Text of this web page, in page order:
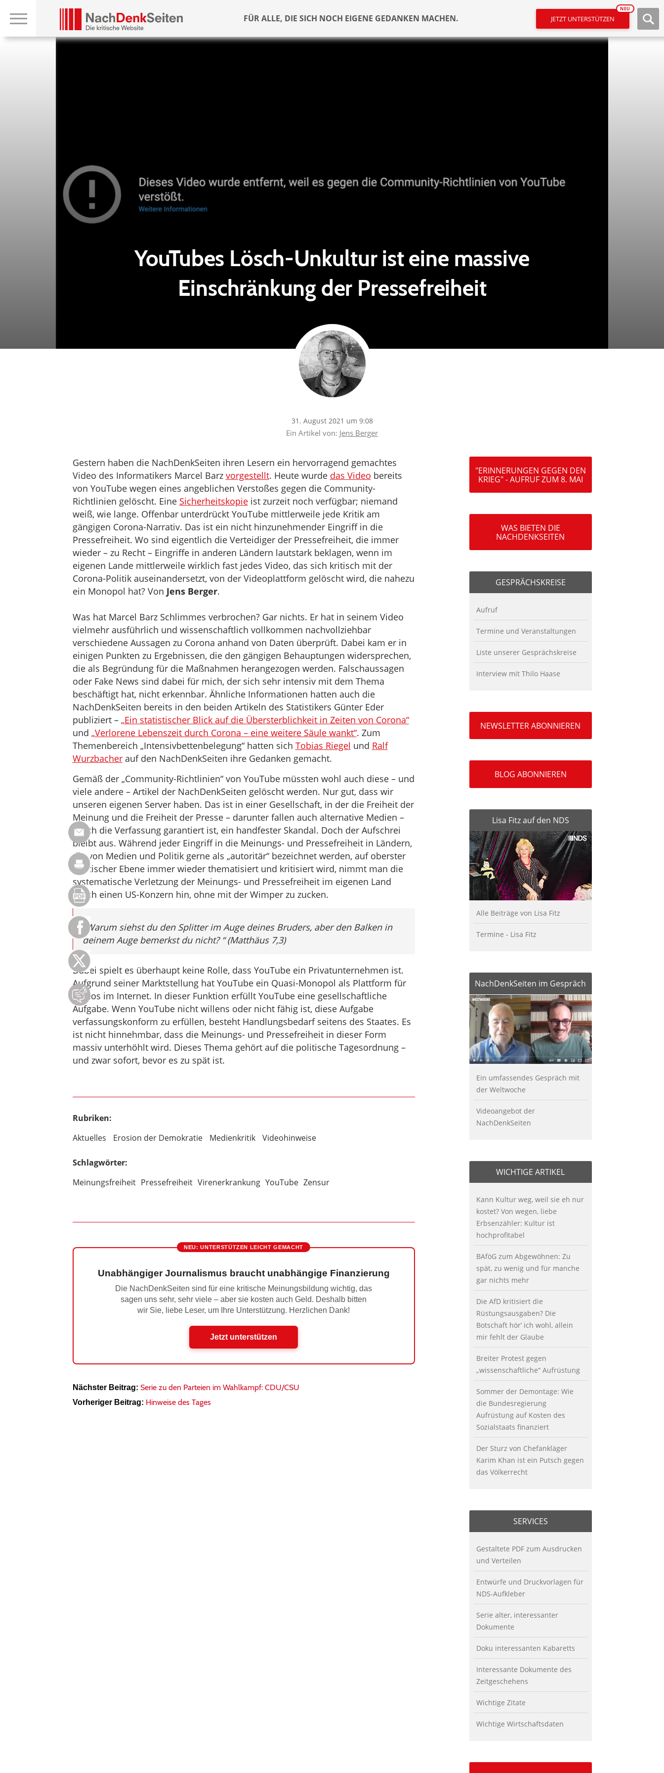
FÜR ALLE, DIE SICH NOCH EIGENE GEDANKEN MACHEN. JETZT UNTERSTÜTZEN
NEU
YouTubes Lösch-Unkultur ist eine massive
Einschränkung der Pressefreiheit
31. August 2021 um 9:08
Ein Artikel von: Jens Berger
Gestern haben die NachDenkSeiten ihren Lesern ein hervorragend gemachtes
Video des Informatikers Marcel Barz vorgestellt. Heute wurde das Video bereits
von YouTube wegen eines angeblichen Verstoßes gegen die Community-
Richtlinien gelöscht. Eine Sicherheitskopieist zurzeit noch verfügbar; niemand
weiß, wie lange. Offenbar unterdrückt YouTube mittlerweile jede Kritik am
gängigen Corona-Narrativ. Das ist ein nicht hinzunehmender Eingriff in die
Pressefreiheit. Wo sind eigentlich die Verteidiger der Pressefreiheit, die immer
wieder – zu Recht – Eingriffe in anderen Ländern lautstark beklagen, wenn im
eigenen Lande mittlerweile wirklich fast jedes Video, das sich kritisch mit der
Corona-Politik auseinandersetzt, von der Videoplattform gelöscht wird, die nahezu
ein Monopol hat? Von Jens Berger.
Was hat Marcel Barz Schlimmes verbrochen? Gar nichts. Er hat in seinem Video
vielmehr ausführlich und wissenschaftlich vollkommen nachvollziehbar
verschiedene Aussagen zu Corona anhand von Daten überprüft. Dabei kam er in
einigen Punkten zu Ergebnissen, die den gängigen Behauptungen widersprechen,
die als Begründung für die Maßnahmen herangezogen werden. Falschaussagen
oder Fake News sind dabei für mich, der sich sehr intensiv mit dem Thema
beschäftigt hat, nicht erkennbar. Ähnliche Informationen hatten auch die
NachDenkSeiten bereits in den beiden Artikeln des Statistikers Günter Eder
publiziert – „Ein statistischer Blick auf die Übersterblichkeit in Zeiten von Corona“
und „Verlorene Lebenszeit durch Corona – eine weitere Säule wankt“. Zum
Themenbereich „Intensivbettenbelegung“ hatten sich Tobias Riegel und Ralf
Wurzbacherauf den NachDenkSeiten ihre Gedanken gemacht.
Gemäß der „Community-Richtlinien“ von YouTube müssten wohl auch diese – und
viele andere – Artikel der NachDenkSeiten gelöscht werden. Nur gut, dass wir
unseren eigenen Server haben. Das ist in einer Gesellschaft, in der die Freiheit der
Meinung und die Freiheit der Presse – darunter fallen auch alternative Medien –
durch die Verfassung garantiert ist, ein handfester Skandal. Doch der Aufschrei
bleibt aus. Während jeder Eingriff in die Meinungs- und Pressefreiheit in Ländern,
die von Medien und Politik gerne als „autoritär“ bezeichnet werden, auf oberster
politischer Ebene immer wieder thematisiert und kritisiert wird, nimmt man die
systematische Verletzung der Meinungs- und Pressefreiheit im eigenen Land
durch einen US-Konzern hin, ohne mit der Wimper zu zucken.
„Warum siehst du den Splitter im Auge deines Bruders, aber den Balken in
deinem Auge bemerkst du nicht? “ (Matthäus 7,3)
Dabei spielt es überhaupt keine Rolle, dass YouTube ein Privatunternehmen ist.
Aufgrund seiner Marktstellung hat YouTube ein Quasi-Monopol als Plattform für
Videos im Internet. In dieser Funktion erfüllt YouTube eine gesellschaftliche
Aufgabe. Wenn YouTube nicht willens oder nicht fähig ist, diese Aufgabe
verfassungskonform zu erfüllen, besteht Handlungsbedarf seitens des Staates. Es
ist nicht hinnehmbar, dass die Meinungs- und Pressefreiheit in dieser Form
massiv unterhöhlt wird. Dieses Thema gehört auf die politische Tagesordnung –
und zwar sofort, bevor es zu spät ist.
Rubriken:
Aktuelles
Erosion der Demokratie Medienkritik Videohinweise
Schlagwörter:
Meinungsfreiheit Pressefreiheit Virenerkrankung YouTube Zensur
NEU: UNTERSTÜTZEN LEICHT GEMACHT
Unabhängiger Journalismus braucht unabhängige Finanzierung
Die NachDenkSeiten sind für eine kritische Meinungsbildung wichtig, das
sagen uns sehr, sehr viele – aber sie kosten auch Geld. Deshalb bitten
wir Sie, liebe Leser, um Ihre Unterstützung. Herzlichen Dank!
Jetzt unterstützen
Nächster Beitrag: Serie zu den Parteien im Wahlkampf: CDU/CSU
Vorheriger Beitrag: Hinweise des Tages
"ERINNERUNGEN GEGEN DEN
KRIEG" - AUFRUF ZUM 8. MAI
WAS BIETEN DIE
NACHDENKSEITEN
GESPRÄCHSKREISE
Aufruf
Termine und Veranstaltungen
Liste unserer Gesprächskreise
Interview mit Thilo Haase
NEWSLETTER ABONNIEREN
BLOG ABONNIEREN
Lisa Fitz auf den NDS
Alle Beiträge von Lisa Fitz
Termine - Lisa Fitz
NachDenkSeiten im Gespräch
Ein umfassendes Gespräch mit
der Weltwoche
Videoangebot der
NachDenkSeiten
WICHTIGE ARTIKEL
Kann Kultur weg, weil sie eh nur
kostet? Von wegen, liebe
Erbsenzähler: Kultur ist
hochprofitabel
BAföG zum Abgewöhnen: Zu
spät, zu wenig und für manche
gar nichts mehr
Die AfD kritisiert die
Rüstungsausgaben? Die
Botschaft hör’ ich wohl, allein
mir fehlt der Glaube
Breiter Protest gegen
„wissenschaftliche“ Aufrüstung
Sommer der Demontage: Wie
die Bundesregierung
Aufrüstung auf Kosten des
Sozialstaats finanziert
Der Sturz von Chefankläger
Karim Khan ist ein Putsch gegen
das Völkerrecht
SERVICES
Gestaltete PDF zum Ausdrucken
und Verteilen
Entwürfe und Druckvorlagen für
NDS-Aufkleber
Serie alter, interessanter
Dokumente
Doku interessanten Kabaretts
Interessante Dokumente des
Zeitgeschehens
Wichtige Zitate
Wichtige Wirtschaftsdaten